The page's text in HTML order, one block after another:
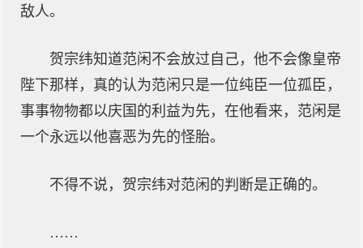
敌人。
贺宗纬知道范闲不会放过自己，他不会像皇帝
陛下那样，真的认为范闲只是一位纯臣一位孤臣，
事事物物都以庆国的利益为先，在他看来，范闲是
一个永远以他喜恶为先的怪胎。
不得不说，贺宗纬对范闲的判断是正确的。
……